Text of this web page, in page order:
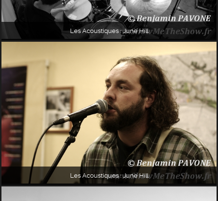
Les Acoustiques : June Hill
Les Acoustiques : June Hill